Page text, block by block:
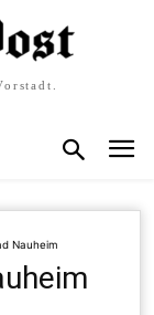
Nauheim